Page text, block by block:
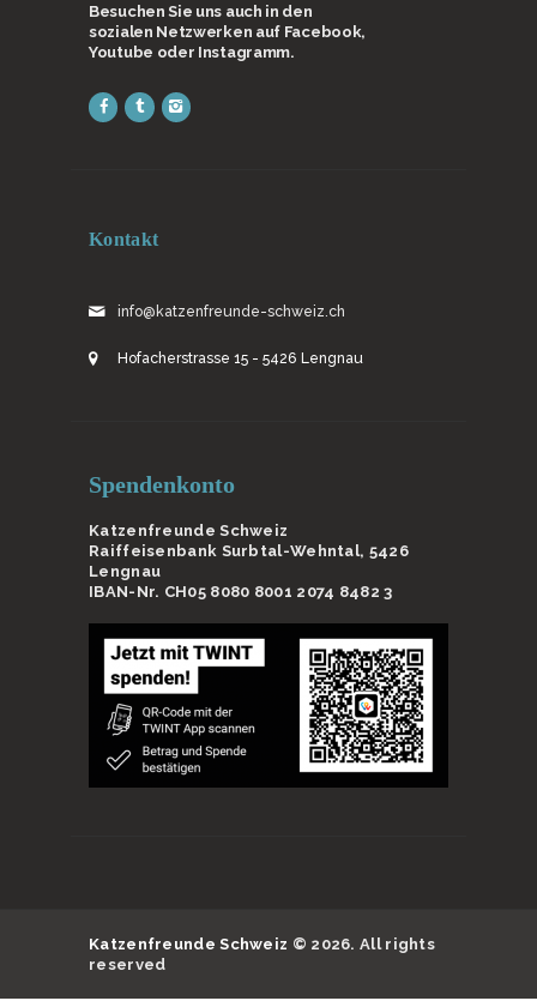
Besuchen Sie uns auch in den
sozialen Netzwerken auf Facebook,
Youtube oder Instagramm.
Kontakt
info@katzenfreunde-schweiz.ch
Hofacherstrasse 15 - 5426 Lengnau
Spendenkonto
Katzenfreunde Schweiz
Raiffeisenbank Surbtal-Wehntal, 5426
Lengnau
IBAN-Nr. CH05 8080 8001 2074 8482 3
Katzenfreunde Schweiz © 2026. All rights
reserved